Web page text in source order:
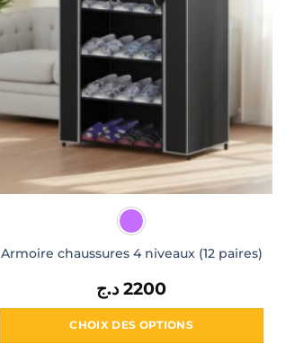
Armoire chaussures 4 niveaux (12 paires)
2200 د.ج
CHOIX DES OPTIONS